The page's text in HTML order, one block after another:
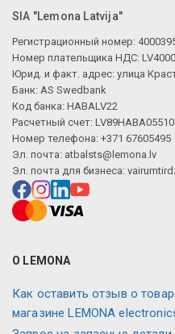
SIA "Lemona Latvija"
Регистрационный номер:
Номер плательщика НДС:
Юрид. и факт. адрес: улица
Банк: AS Swedbank
Код банка: HABALV22
Расчетный счет:
Номер телефона: +371 67605495
Эл. почта: atbalsts@lemona.lv
Эл. почта для бизнеса:
О LEMONA
Как оставить отзыв о
магазине LEMONA